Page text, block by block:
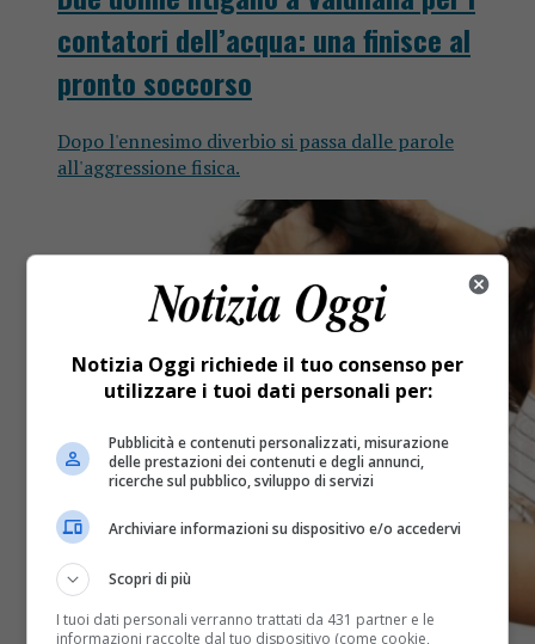
contatori dell’acqua: una finisce al
pronto soccorso
Dopo l'ennesimo diverbio si passa dalle parole
all'aggressione fisica.
Notizia Oggi richiede il tuo consenso per
utilizzare i tuoi dati personali per:
Pubblicità e contenuti personalizzati, misurazione
delle prestazioni dei contenuti e degli annunci,
ricerche sul pubblico, sviluppo di servizi
Archiviare informazioni su dispositivo e/o accedervi
Scopri di più
I tuoi dati personali verranno trattati da 431 partner e le
informazioni raccolte dal tuo dispositivo (come cookie,